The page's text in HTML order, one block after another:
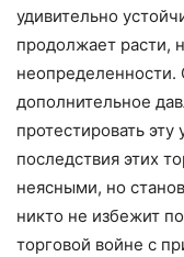
удивительно
продолжает расти,
неопределенности.
дополнительное
протестировать
последствия этих
неясными, но
никто не избежит
торговой войне с